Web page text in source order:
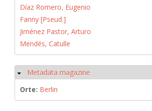
Díaz Romero, Eugenio
Fanny [Pseud.]
Jiménez Pastor, Arturo
Mendés, Catulle
Ausblenden
Metadata magazine
Orte: Berlin